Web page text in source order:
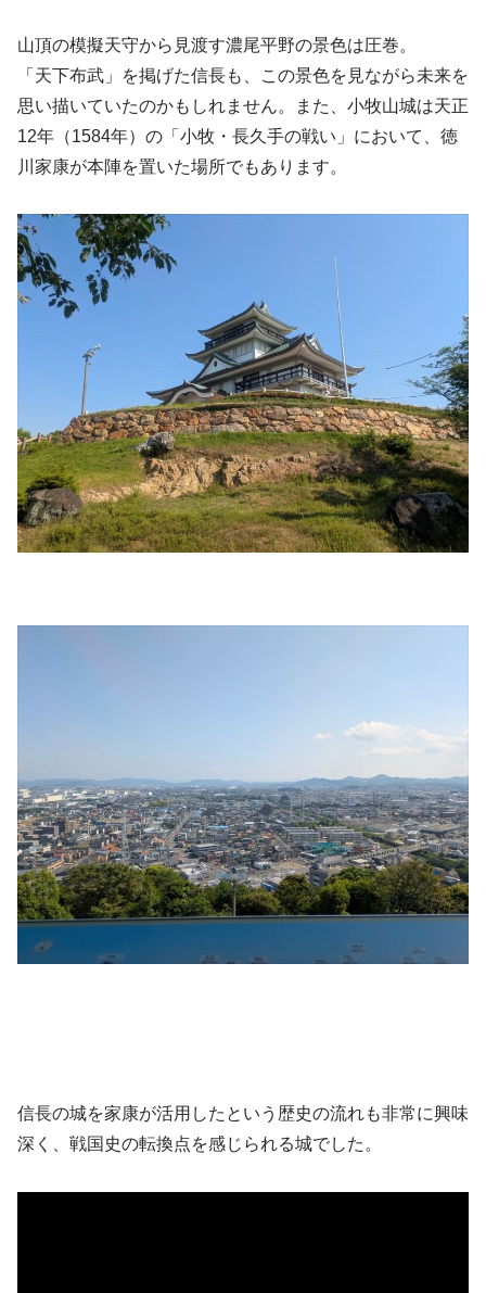
山頂の模擬天守から見渡す濃尾平野の景色は圧巻。
「天下布武」を掲げた信長も、この景色を見ながら未来を
思い描いていたのかもしれません。また、小牧山城は天正
12年（1584年）の「小牧・長久手の戦い」において、徳
川家康が本陣を置いた場所でもあります。
信長の城を家康が活用したという歴史の流れも非常に興味
深く、戦国史の転換点を感じられる城でした。